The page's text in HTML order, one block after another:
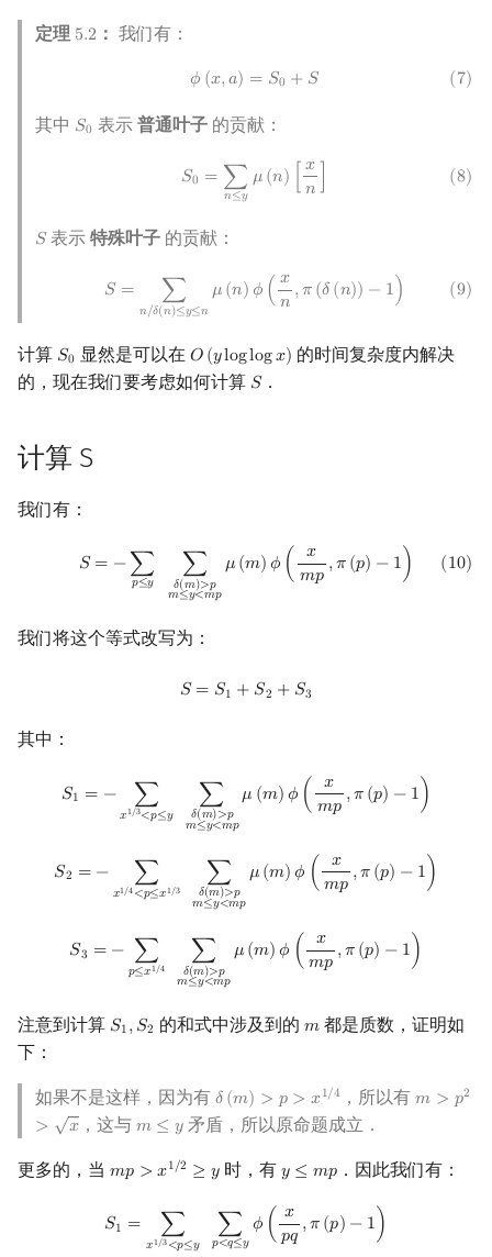
定理 5.2
5.2 ： 我们有：
𝜙 (𝑥,𝑎) = 𝑆0 + 𝑆 (7)
7)ϕ(x a) =S0+S
其中 𝑆0
S0 表示 普通叶子的贡献：
𝑆0 = ∑
𝑛≤𝑦
𝜇(𝑛)
𝑥
𝑛
(8)
(8 S0 =∑n ≤yμ(n xn
𝑆
S表示特殊叶子 的贡献：
𝑆 = ∑
𝑛/𝛿(𝑛)≤𝑦≤𝑛
𝜇(𝑛) 𝜙 ( 𝑥
𝑛 ,𝜋(𝛿(𝑛)) − 1) (9)
9) ∑n/δ ≤ y≤n μ( n ϕ xn ,π (δ(n) )− 1)
计算 𝑆0
S0 显然是可以在 𝑂(𝑦loglog𝑥)
O( yloglogx)
的时间复杂度内解决
的，现在我们要考虑如何计算 𝑆
S．
计算 S
我们有：
𝑆 = −∑
𝑝≤𝑦
∑
𝛿(𝑚)>𝑝
𝑚≤𝑦<𝑚𝑝
𝜇(𝑚)𝜙 (
𝑥
𝑚𝑝 ,𝜋(𝑝) − 1 ) (10)
)S p≤y m)> m ≤y<mpμ m (x mp (p)
我们将这个等式改写为：
𝑆 = 𝑆1 + 𝑆2 + 𝑆3
S =S 1+S 2+ S3
其中：
𝑆1 = − ∑
𝑥1/3<𝑝≤𝑦
∑
𝛿(𝑚)>𝑝
𝑚≤𝑦<𝑚𝑝
𝜇 (𝑚)𝜙 (
𝑥
𝑚𝑝 ,𝜋(𝑝) − 1 )
1= p≤y m)>p y m p μ( m) m p p )−
𝑆2 = − ∑
𝑥1/4<𝑝≤𝑥1/3
∑
𝛿(𝑚)>𝑝
𝑚≤𝑦<𝑚𝑝
𝜇(𝑚)𝜙 (
𝑥
𝑚𝑝 ,𝜋(𝑝) − 1 )
=− ≤x1/ m)> ≤y mp μ m m p (p)
𝑆3 = − ∑
𝑝≤𝑥1/4
∑
𝛿(𝑚)>𝑝
𝑚≤𝑦<𝑚𝑝
𝜇(𝑚)𝜙 (
𝑥
𝑚𝑝 ,𝜋(𝑝) − 1 )
3= 1/4 ∑ m)>p y m p μ( m) m p p )−
注意到计算 𝑆1,𝑆2
S1,S2 的和式中涉及到的 𝑚
m都是质数，证明如
下：
如果不是这样，因为有 𝛿(𝑚) > 𝑝 > 𝑥1/4
δ (m)> p>x 1/ 4 ，所以有𝑚 > 𝑝2
>
√
𝑥
m >p 2>x
，这与 𝑚 ≤ 𝑦
m≤y 矛盾，所以原命题成立．
更多的，当 𝑚𝑝 > 𝑥1/2 ≥ 𝑦
mp >x 1/2≥ y 时，有 𝑦 ≤ 𝑚𝑝
y≤mp ．因此我们有：
𝑆1 = ∑
𝑥1/3<𝑝≤𝑦
∑
𝑝<𝑞≤𝑦
𝜙 ( 𝑥
𝑝𝑞,𝜋(𝑝) − 1 )
S /3< ∑p< q≤ y ϕ(x pq,π( −1 )